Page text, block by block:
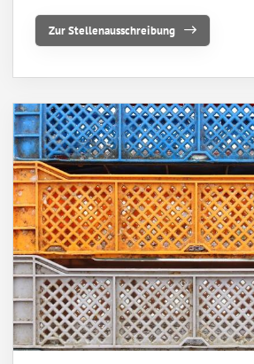
Zur Stellenausschreibung